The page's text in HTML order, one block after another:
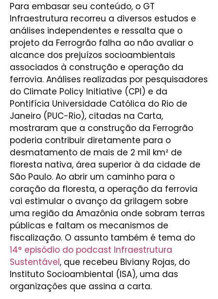
Para embasar seu conteúdo, o GT
Infraestrutura recorreu a diversos estudos e
análises independentes e ressalta que o
projeto da Ferrogrão falha ao não avaliar o
alcance dos prejuízos socioambientais
associados à construção e operação da
ferrovia. Análises realizadas por pesquisadores
do Climate Policy Initiative (CPI) e da
Pontifícia Universidade Católica do Rio de
Janeiro (PUC-Rio), citadas na Carta,
mostraram que a construção da Ferrogrão
poderia contribuir diretamente para o
desmatamento de mais de 2 mil km² de
floresta nativa, área superior à da cidade de
São Paulo. Ao abrir um caminho para o
coração da floresta, a operação da ferrovia
vai estimular o avanço da grilagem sobre
uma região da Amazônia onde sobram terras
públicas e faltam os mecanismos de
fiscalização. O assunto também é tema do
14° episódio do podcast Infraestrutura
Sustentável, que recebeu Biviany Rojas, do
Instituto Socioambiental (ISA), uma das
organizações que assina a carta.